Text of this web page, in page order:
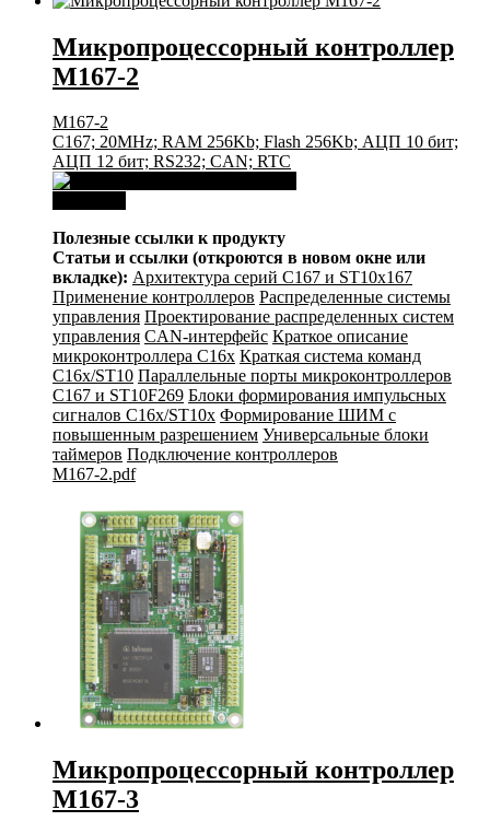
Микропроцессорный контроллер
M167-2
M167-2
C167; 20MHz; RAM 256Kb; Flash 256Kb; АЦП 10 бит;
АЦП 12 бит; RS232; CAN; RTC
Полезные ссылки к продукту
Статьи и ссылки (откроются в новом окне или
вкладке): Архитектура серий С167 и ST10x167
Применение контроллеров Распределенные системы
управления Проектирование распределенных систем
управления CAN-интерфейс Краткое описание
микроконтроллера C16x Краткая система команд
C16x/ST10 Параллельные порты микроконтроллеров
C167 и ST10F269 Блоки формирования импульсных
сигналов C16x/ST10x Формирование ШИМ с
повышенным разрешением Универсальные блоки
таймеров Подключение контроллеров
M167-2.pdf
Микропроцессорный контроллер
M167-3